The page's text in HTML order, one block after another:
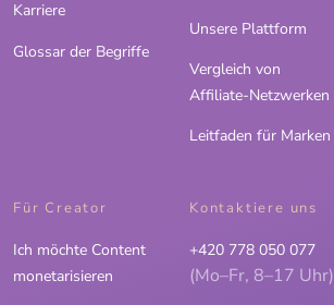
Karriere
Glossar der Begriffe
Unsere Plattform
Vergleich von
Affiliate-Netzwerken
Leitfaden für Marken
Für Creator
Ich möchte Content
monetarisieren
Kontaktiere uns
+420 778 050 077
(Mo–Fr, 8–17 Uhr)